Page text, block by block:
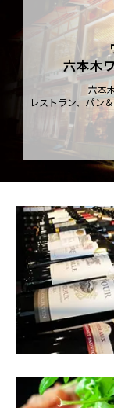
六本木
六本
レストラン、パン